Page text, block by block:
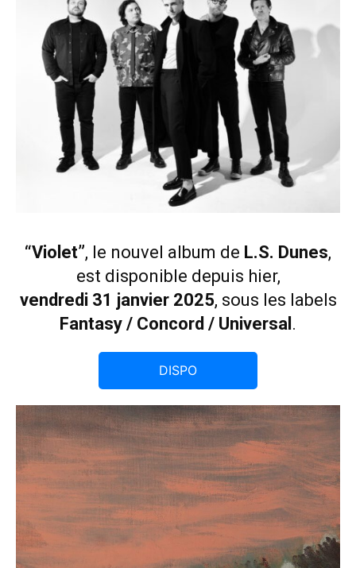
“Violet”, le nouvel album de L.S. Dunes,
est disponible depuis hier,
vendredi 31 janvier 2025, sous les labels
Fantasy / Concord / Universal .
DISPO